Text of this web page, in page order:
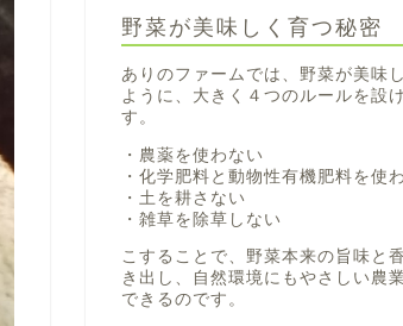
野菜が美味しく育つ秘密
ありのファームでは、野菜が美味
ように、大きく４つのルールを設
す。
・農薬を使わない
・化学肥料と動物性有機肥料を使
・土を耕さない
・雑草を除草しない
こすることで、野菜本来の旨味と香
き出し、自然環境にもやさしい農
できるのです。